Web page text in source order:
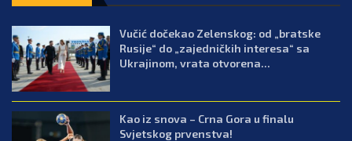
Vučić dočekao Zelenskog: od „bratske
Rusije“ do „zajedničkih interesa“ sa
Ukrajinom, vrata otvorena...
Kao iz snova – Crna Gora u finalu
Svjetskog prvenstva!